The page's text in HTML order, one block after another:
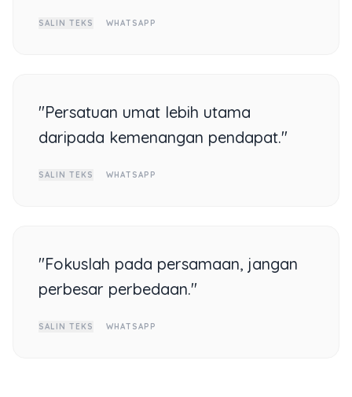
SALIN TEKS WHATSAPP
"Persatuan umat lebih utama
daripada kemenangan pendapat."
SALIN TEKS WHATSAPP
"Fokuslah pada persamaan, jangan
perbesar perbedaan."
SALIN TEKS WHATSAPP